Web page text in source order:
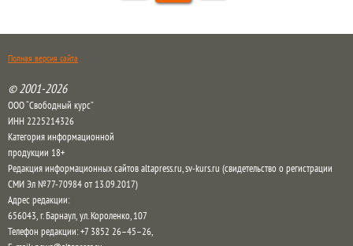
Полная версия сайта
© 2001-2026
ООО “Свободный курс”
ИНН 2225214326
Категория информационной
продукции 18+
Редакция информационных сайтов altapress.ru, sv-kurs.ru (свидетельство о регистрации
СМИ Эл №77-70984 от 13.09.2017)
Адрес редакции:
656043,г. Барнаул,ул. Короленко, 107
Телефон редакции:+7 3852 26–45–26,